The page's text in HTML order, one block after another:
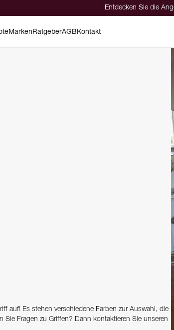
Entdecken Sie die
MarkenRatgeberAGBKontakt
auf! Es stehen verschiedene Farben zur Auswahl, die
Sie Fragen zu Griffen? Dann kontaktieren Sie unseren